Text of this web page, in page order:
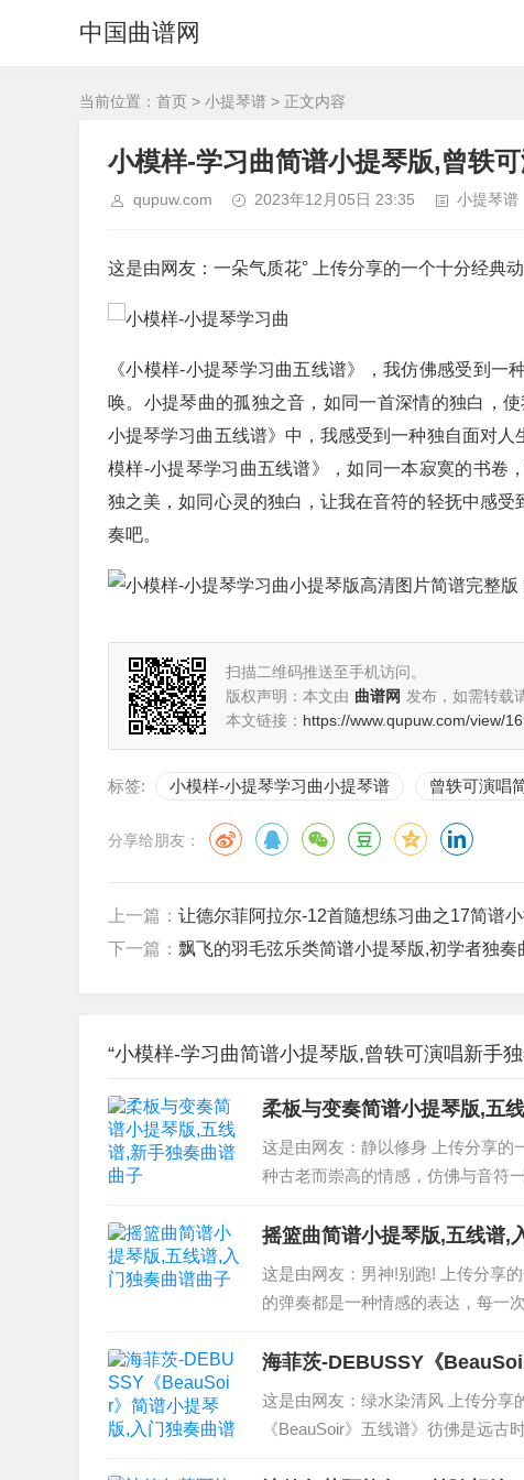
中国曲谱网
当前位置： 首页 > 小提琴谱 > 正文内容
小模样-学习曲简谱小提琴版,曾轶
qupuw.com 2023年12月05日 23:35 小提琴谱
这是由网友：一朵气质花° 上传分享的一个十分经典
《小模样-小提琴学习曲五线谱》，我仿佛感受到
唤。小提琴曲的孤独之音，如同一首深情的独白，
小提琴学习曲五线谱》中，我感受到一种独自面对
模样-小提琴学习曲五线谱》，如同一本寂寞的书卷
独之美，如同心灵的独白，让我在音符的轻抚中感
奏吧。
扫描二维码推送至手机访问。
版权声明：本文由 曲谱网 发布，如需转载
本文链接： https://www.qupuw.com/view/
标签: 小模样-小提琴学习曲小提琴谱 曾轶可演唱
分享给朋友：
上一篇： 让德尔菲阿拉尔-12首隨想练习曲之17简谱小
下一篇： 飘飞的羽毛弦乐类简谱小提琴版,初学者独
“小模样-学习曲简谱小提琴版,曾轶可演唱新手
柔板与变奏简谱小提琴版,五
这是由网友：静以修身 上传分享的
种古老而崇高的情感，仿佛与音符
美，如同一首不朽的交响乐章，让
美，如同心灵的穿越时光，让我在
摇篮曲简谱小提琴版,五线谱,
这是由网友：男神!别跑! 上传分享
的弹奏都是一种情感的表达，每一
是一位诗人的言辞，让人在音符的
同一场深情的对话，让人沉浸...
海菲茨-DEBUSSY《
这是由网友：绿水染清风 上传分享
《BeauSoir》五线谱》彷佛是远
符仿佛是古老文字，述说...